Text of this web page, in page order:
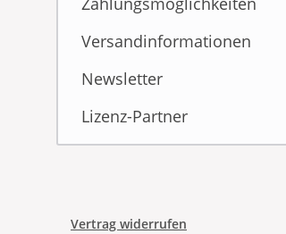
Versandinformationen
Newsletter
Lizenz-Partner
Vertrag widerrufen